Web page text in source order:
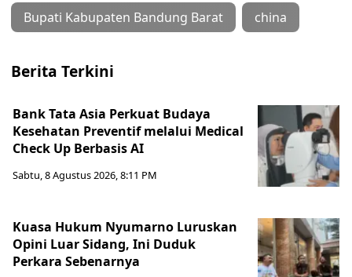
Bupati Kabupaten Bandung Barat china
Berita Terkini
Bank Tata Asia Perkuat Budaya
Kesehatan Preventif melalui Medical
Check Up Berbasis AI
Sabtu, 8 Agustus 2026, 8:11 PM
Kuasa Hukum Nyumarno Luruskan
Opini Luar Sidang, Ini Duduk
Perkara Sebenarnya ​